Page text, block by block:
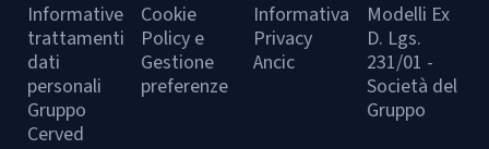
Informative
trattamenti
dati
personali
Gruppo
Cerved
Cookie
Policy e
Gestione
preferenze
Informativa
Privacy
Ancic
Modelli Ex
D. Lgs.
231/01 -
Società del
Gruppo